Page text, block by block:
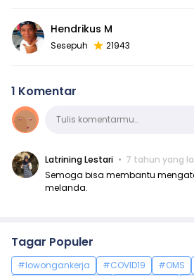
Hendrikus M
Sesepuh 21943
1 Komentar
KomentarTulis komentarmu…
Latrining Lestari
7 tahun yang
Semoga bisa membantu
melanda.
Tagar Populer
#lowongankerja #COVID19 #OMS